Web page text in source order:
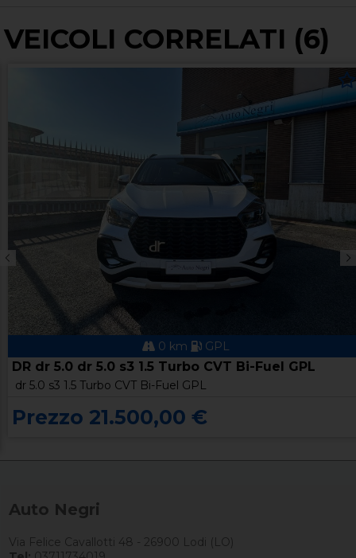
VEICOLI CORRELATI (6)
0 km GPL
DR dr 5.0 dr 5.0 s3 1.5 Turbo CVT Bi-Fuel GPL
dr 5.0 s3 1.5 Turbo CVT Bi-Fuel GPL
Prezzo 21.500,00 €
Auto Negri
Via Felice Cavallotti 48 - 26900 Lodi (LO)